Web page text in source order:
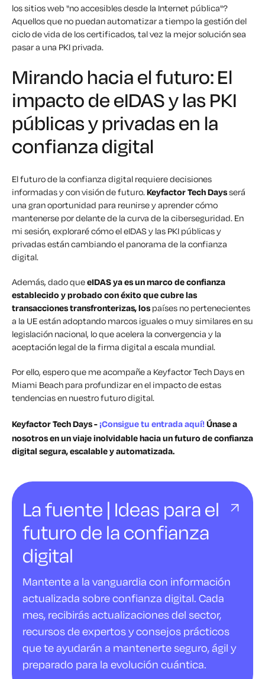
los sitios web "no accesibles desde la Internet pública"?
Aquellos que no puedan automatizar a tiempo la gestión del
ciclo de vida de los certificados, tal vez la mejor solución sea
pasar a una PKI privada.
Mirando hacia el futuro: El
impacto de eIDAS y las PKI
públicas y privadas en la
confianza digital
El futuro de la confianza digital requiere decisiones
informadas y con visión de futuro.Keyfactor Tech Daysserá
una gran oportunidad para reunirse y aprender cómo
mantenerse por delante de la curva de la ciberseguridad. En
mi sesión, exploraré cómo el eIDAS y las PKI públicas y
privadas están cambiando el panorama de la confianza
digital.
Además, dado queeIDAS ya es un marco de confianza
establecido y probado con éxito que cubre las
transacciones transfronterizas, los países no pertenecientes
a la UE están adoptando marcos iguales o muy similares en su
legislación nacional, lo que acelera la convergencia y la
aceptación legal de la firma digital a escala mundial.
Por ello, espero que me acompañe a Keyfactor Tech Days en
Miami Beach para profundizar en el impacto de estas
tendencias en nuestro futuro digital.
Keyfactor Tech Days -¡Consigue tu entrada aquí!Únase a
nosotros en un viaje inolvidable hacia un futuro de confianza
digital segura, escalable y automatizada.
La fuente | Ideas para el
futuro de la confianza
digital
Mantente a la vanguardia con información
actualizada sobre confianza digital. Cada
mes, recibirás actualizaciones del sector,
recursos de expertos y consejos prácticos
que te ayudarán a mantenerte seguro, ágil y
preparado para la evolución cuántica.